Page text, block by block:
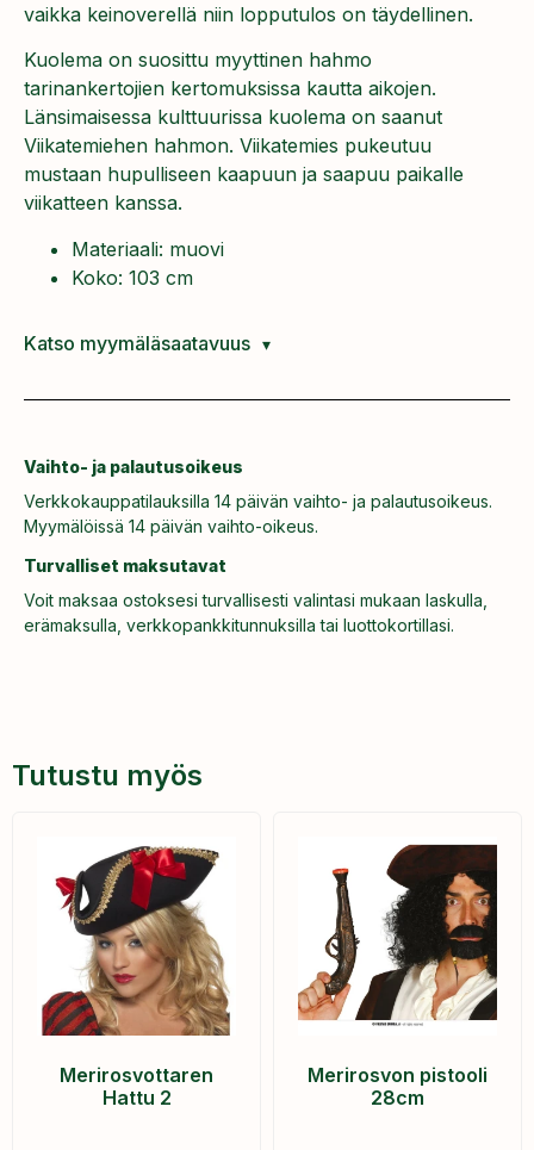
vaikka keinoverellä niin lopputulos on täydellinen.
Kuolema on suosittu myyttinen hahmo
tarinankertojien kertomuksissa kautta aikojen.
Länsimaisessa kulttuurissa kuolema on saanut
Viikatemiehen hahmon. Viikatemies pukeutuu
mustaan hupulliseen kaapuun ja saapuu paikalle
viikatteen kanssa.
Materiaali: muovi
Koko: 103 cm
Katso myymäläsaatavuus
Vaihto- ja palautusoikeus
Verkkokauppatilauksilla 14 päivän vaihto- ja palautusoikeus.
Myymälöissä 14 päivän vaihto-oikeus.
Turvalliset maksutavat
Voit maksaa ostoksesi turvallisesti valintasi mukaan laskulla,
erämaksulla, verkkopankkitunnuksilla tai luottokortillasi.
Tutustu myös
Merirosvottaren
Hattu 2
Merirosvon pistooli
28cm